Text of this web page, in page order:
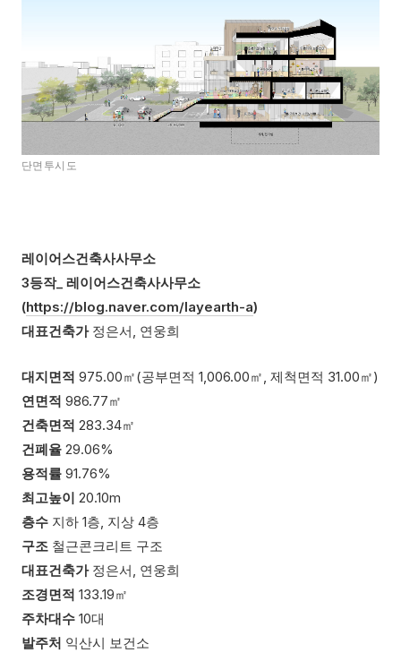
단면투시도
레이어스건축사사무소
3등작_ 레이어스건축사사무소
(https://blog.naver.com/layearth-a)
대표건축가 정은서, 연웅희
대지면적 975.00㎡(공부면적 1,006.00㎡, 제척면적 31.00㎡)
연면적 986.77㎡
건축면적 283.34㎡
건폐율 29.06%
용적률 91.76%
최고높이 20.10m
층수 지하 1층, 지상 4층
구조 철근콘크리트 구조
대표건축가정은서, 연웅희
조경면적 133.19㎡
주차대수 10대
발주처 익산시 보건소